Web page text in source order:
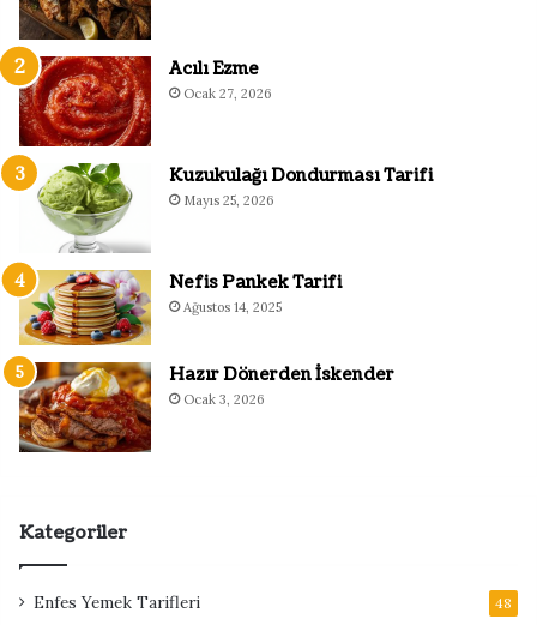
Acılı Ezme
Ocak 27, 2026
Kuzukulağı Dondurması Tarifi
Mayıs 25, 2026
Nefis Pankek Tarifi
Ağustos 14, 2025
Hazır Dönerden İskender
Ocak 3, 2026
Kategoriler
Enfes Yemek Tarifleri 48